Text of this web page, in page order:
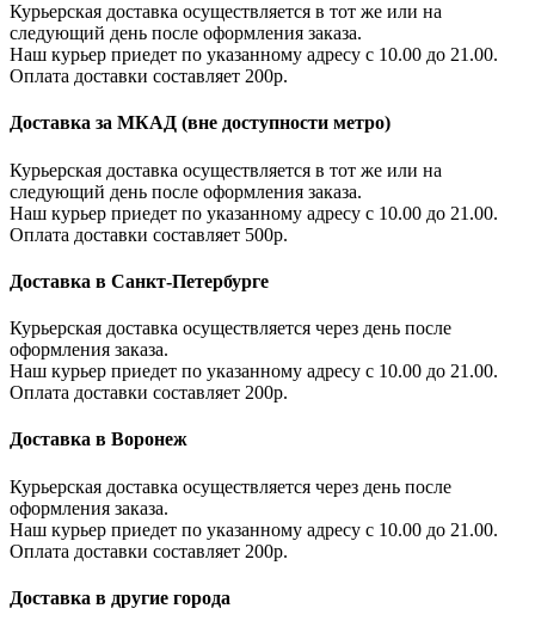
Курьерская доставка осуществляется в тот же или на
следующий день после оформления заказа.
Наш курьер приедет по указанному адресу с 10.00 до 21.00.
Оплата доставки составляет 200р.
Доставка за МКАД (вне доступности метро)
Курьерская доставка осуществляется в тот же или на
следующий день после оформления заказа.
Наш курьер приедет по указанному адресу с 10.00 до 21.00.
Оплата доставки составляет 500р.
Доставка в Санкт-Петербурге
Курьерская доставка осуществляется через день после
оформления заказа.
Наш курьер приедет по указанному адресу с 10.00 до 21.00.
Оплата доставки составляет 200р.
Доставка в Воронеж
Курьерская доставка осуществляется через день после
оформления заказа.
Наш курьер приедет по указанному адресу с 10.00 до 21.00.
Оплата доставки составляет 200р.
Доставка в другие города